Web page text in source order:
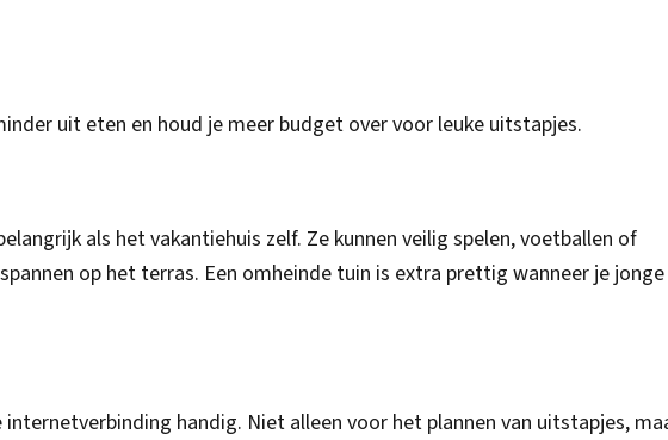
uit eten en houd je meer budget over voor leuke uitstapjes.
als het vakantiehuis zelf. Ze kunnen veilig spelen, voetballen of
op het terras. Een omheinde tuin is extra prettig wanneer je jonge
handig. Niet alleen voor het plannen van uitstapjes,